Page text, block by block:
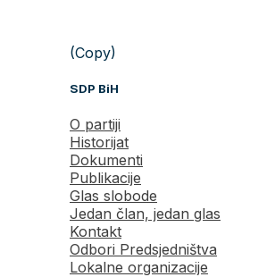
(Copy)
SDP BiH
O partiji
Historijat
Dokumenti
Publikacije
Glas slobode
Jedan član, jedan glas
Kontakt
Odbori Predsjedništva
Lokalne organizacije